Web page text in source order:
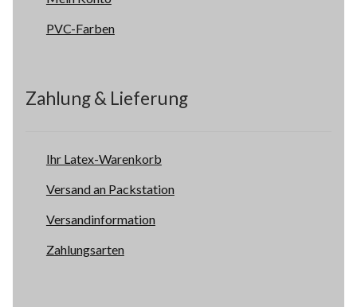
PVC-Farben
Zahlung & Lieferung
Ihr Latex-Warenkorb
Versand an Packstation
Versandinformation
Zahlungsarten